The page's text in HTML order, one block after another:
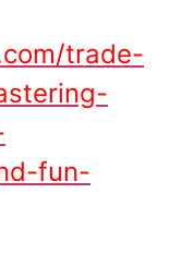
trade-
fun-